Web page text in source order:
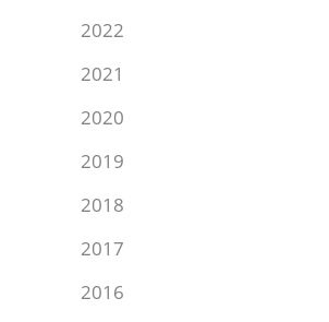
2022
2021
2020
2019
2018
2017
2016